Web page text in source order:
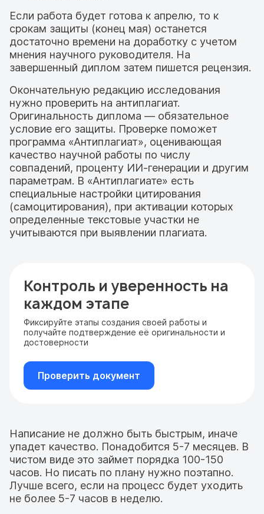
Если работа будет готова к апрелю, то к
срокам защиты (конец мая) останется
достаточно времени на доработку с учетом
мнения научного руководителя. На
завершенный диплом затем пишется рецензия.
Окончательную редакцию исследования
нужно проверить на антиплагиат.
Оригинальность диплома — обязательное
условие его защиты. Проверке поможет
программа «Антиплагиат», оценивающая
качество научной работы по числу
совпадений, проценту ИИ-генерации и другим
параметрам. В «Антиплагиате» есть
специальные настройки цитирования
(самоцитирования), при активации которых
определенные текстовые участки не
учитываются при выявлении плагиата.
Контроль и уверенность на
каждом этапе
Фиксируйте этапы создания своей работы и
получайте подтверждение её оригинальности и
достоверности
Проверить документ
Написание не должно быть быстрым, иначе
упадет качество. Понадобится 5-7 месяцев. В
чистом виде это займет порядка 100-150
часов. Но писать по плану нужно поэтапно.
Лучше всего, если на процесс будет уходить
не более 5-7 часов в неделю.